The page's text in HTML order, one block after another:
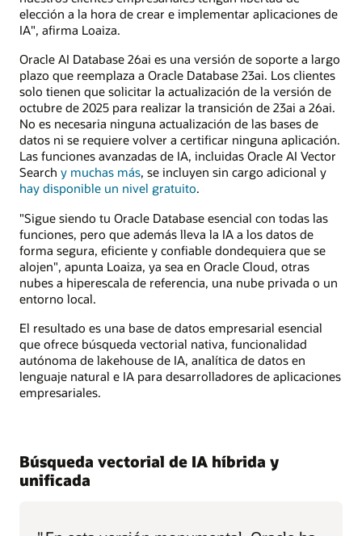
elección a la hora de crear e implementar aplicaciones de
IA", afirma Loaiza.
Oracle AI Database 26ai es una versión de soporte a largo
plazo que reemplaza a Oracle Database 23ai. Los clientes
solo tienen que solicitar la actualización de la versión de
octubre de 2025 para realizar la transición de 23ai a 26ai.
No es necesaria ninguna actualización de las bases de
datos ni se requiere volver a certificar ninguna aplicación.
Las funciones avanzadas de IA, incluidas Oracle AI Vector
Search y muchas más, se incluyen sin cargo adicional y
hay disponible un nivel gratuito.
"Sigue siendo tu Oracle Database esencial con todas las
funciones, pero que además lleva la IA a los datos de
forma segura, eficiente y confiable dondequiera que se
alojen", apunta Loaiza, ya sea en Oracle Cloud, otras
nubes a hiperescala de referencia, una nube privada o un
entorno local.
El resultado es una base de datos empresarial esencial
que ofrece búsqueda vectorial nativa, funcionalidad
autónoma de lakehouse de IA, analítica de datos en
lenguaje natural e IA para desarrolladores de aplicaciones
empresariales.
Búsqueda vectorial de IA híbrida y
unificada